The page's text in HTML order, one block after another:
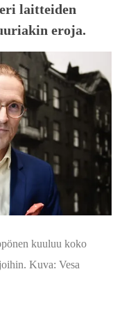
laitteiden
eroja.
kuuluu koko
Kuva: Vesa